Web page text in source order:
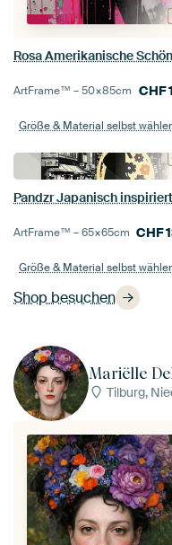
Shop besuchen
ArtFrame™ –50×85cm CHF
Größe & Material selbst
ArtFrame™ –65×65cm CHF
Größe & Material selbst
Mariëlle
Tilburg,